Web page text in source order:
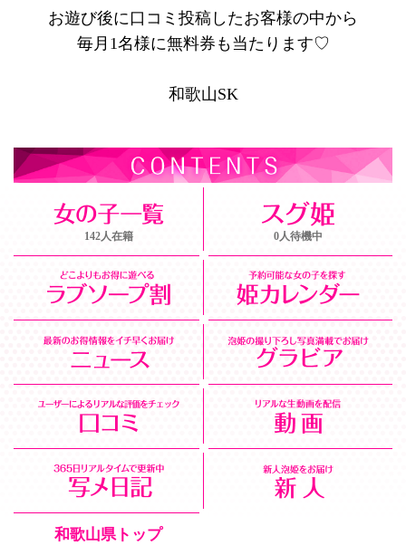
お遊び後に口コミ投稿したお客様の中から
毎月1名様に無料券も当たります♡
和歌山SK
142人在籍 0人待機中
和歌山県トップ